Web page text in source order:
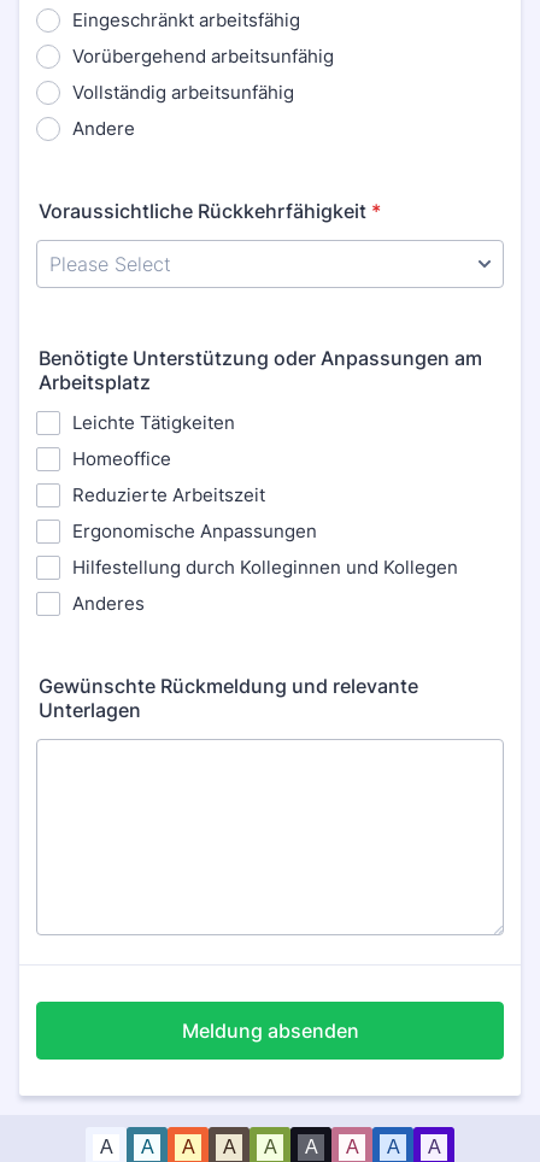
Eingeschränkt arbeitsfähig
Vorübergehend arbeitsunfähig
Vollständig arbeitsunfähig
Andere
Voraussichtliche Rückkehrfähigkeit *
Benötigte Unterstützung oder Anpassungen am
Arbeitsplatz
Leichte Tätigkeiten
Homeoffice
Reduzierte Arbeitszeit
Ergonomische Anpassungen
Hilfestellung durch Kolleginnen und Kollegen
Anderes
Gewünschte Rückmeldung und relevante
Unterlagen
Meldung absenden
A A A A A A A A A